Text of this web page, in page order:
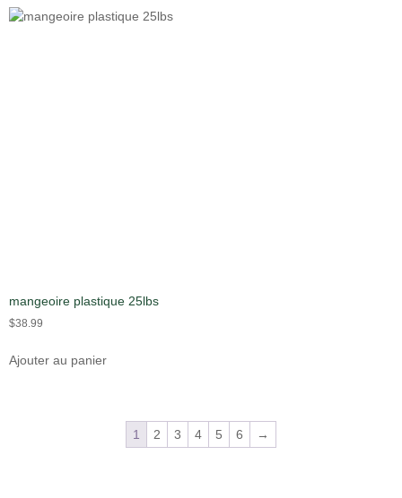
mangeoire plastique 25lbs
$38.99
Ajouter au panier
1 2 3 4 5 6 →